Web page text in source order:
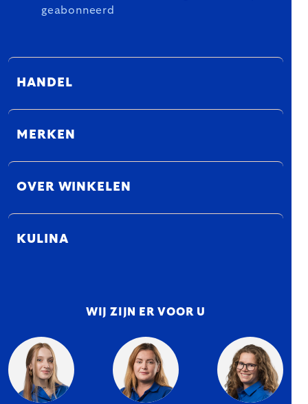
geabonneerd
HANDEL
MERKEN
OVER WINKELEN
KULINA
WIJ ZIJN ER VOOR U